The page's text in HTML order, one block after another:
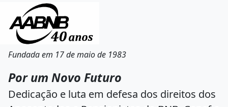
Fundada em 17 de maio de 1983
Por um Novo Futuro
Dedicação e luta em defesa dos direitos dos